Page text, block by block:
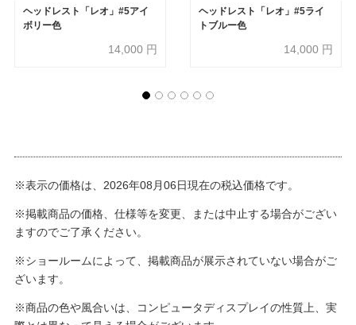
ヘッドレスト「レオ」#5アイ
ボリー色
14,000 円
ヘッドレスト「レオ」#5ライ
トブルー色
14,000 円
※表示の価格は、2026年08月06日現在の税込価格です。
※掲載商品の価格、仕様等を変更、または中止する場合がござい
ますのでご了承ください。
※ショールームによって、掲載商品が展示されていない場合がご
ざいます。
※商品の色や風合いは、コンピュータディスプレイの性質上、実